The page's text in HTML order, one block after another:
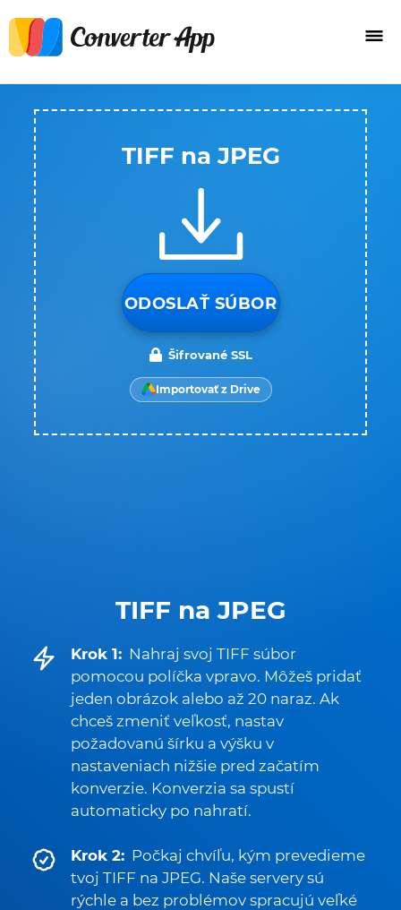
TIFF na JPEG
Krok 1: Nahraj svoj TIFF súbor
pomocou políčka vpravo. Môžeš pridať
jeden obrázok alebo až 20 naraz. Ak
chceš zmeniť veľkosť, nastav
požadovanú šírku a výšku v
nastaveniach nižšie pred začatím
konverzie. Konverzia sa spustí
automaticky po nahratí.
Krok 2: Počkaj chvíľu, kým prevedieme
tvoj TIFF na JPEG. Naše servery sú
rýchle a bez problémov spracujú veľké
TIFF na JPEG
ODOSLAŤ SÚBOR
Šifrované SSL
Importovať z Drive